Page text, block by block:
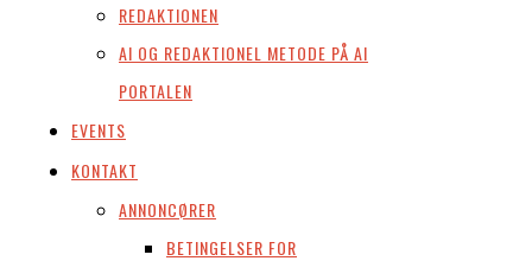
REDAKTIONEN
AI OG REDAKTIONEL METODE PÅ AI
PORTALEN
EVENTS
KONTAKT
ANNONCØRER
BETINGELSER FOR